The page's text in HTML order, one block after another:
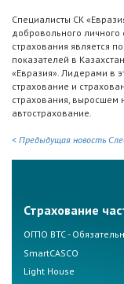
Специалисты СК
добровольного личного
страхования является
показателей в
«Евразия». Лидерами в
страхование и
страхования,
автострахование.
< Предыдущая новость
Страхование
ОГПО ВТС -
SmartCASCO
Light House